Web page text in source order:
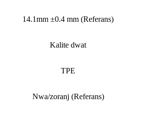
14.1mm ±0.4 mm (Referans)
Kalite dwat
TPE
Nwa/zoranj (Referans)